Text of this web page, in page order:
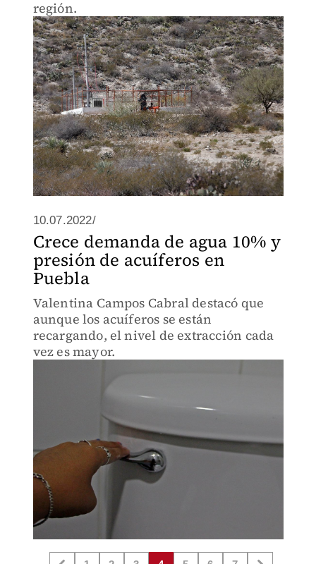
región.
10.07.2022/
Crece demanda de agua 10% y
presión de acuíferos en
Puebla
Valentina Campos Cabral destacó que
aunque los acuíferos se están
recargando, el nivel de extracción cada
vez es mayor.